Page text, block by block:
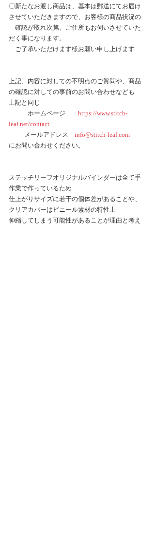
〇新たなお渡し商品は、基本は郵送にてお届け
させていただきますので、お客様の商品状況の
確認が取れ次第、ご住所もお伺いさせていた
だく事になります。
ご了承いただけます様お願い申し上げます
上記、内容に対しての不明点のご質問や、商品
の確認に対しての事前のお問い合わせなども
上記と同じ
ホームページ https://www.stitch-
leaf.net/contact
メールアドレス info@stitch-leaf.com
にお問い合わせください。
ステッチリーフオリジナルバインダーは全て手
作業で作っているため
仕上がりサイズに若干の個体差があることや、
クリアカバーはビニール素材の特性上
伸縮してしまう可能性があることが理由と考え